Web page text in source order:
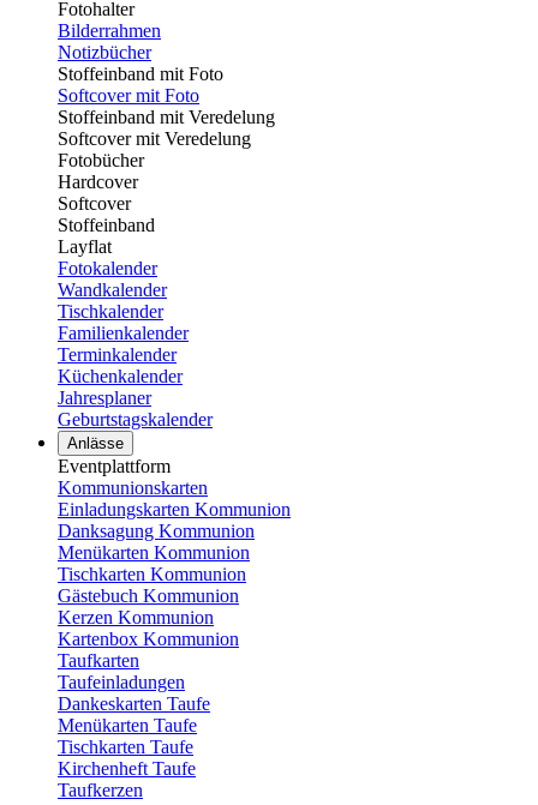
Fotohalter
Bilderrahmen
Notizbücher
Stoffeinband mit Foto
Softcover mit Foto
Stoffeinband mit Veredelung
Softcover mit Veredelung
Fotobücher
Hardcover
Softcover
Stoffeinband
Layflat
Fotokalender
Wandkalender
Tischkalender
Familienkalender
Terminkalender
Küchenkalender
Jahresplaner
Geburtstagskalender
Anlässe
Eventplattform
Kommunionskarten
Einladungskarten Kommunion
Danksagung Kommunion
Menükarten Kommunion
Tischkarten Kommunion
Gästebuch Kommunion
Kerzen Kommunion
Kartenbox Kommunion
Taufkarten
Taufeinladungen
Dankeskarten Taufe
Menükarten Taufe
Tischkarten Taufe
Kirchenheft Taufe
Taufkerzen